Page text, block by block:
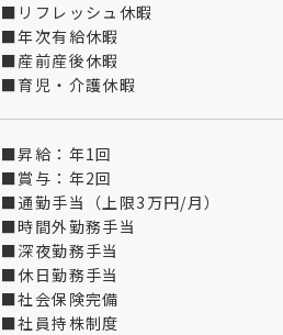
■リフレッシュ休暇
■年次有給休暇
■産前産後休暇
■育児・介護休暇
■昇給：年1回
■賞与：年2回
■通勤手当（上限3万円/月）
■時間外勤務手当
■深夜勤務手当
■休日勤務手当
■社会保険完備
■社員持株制度